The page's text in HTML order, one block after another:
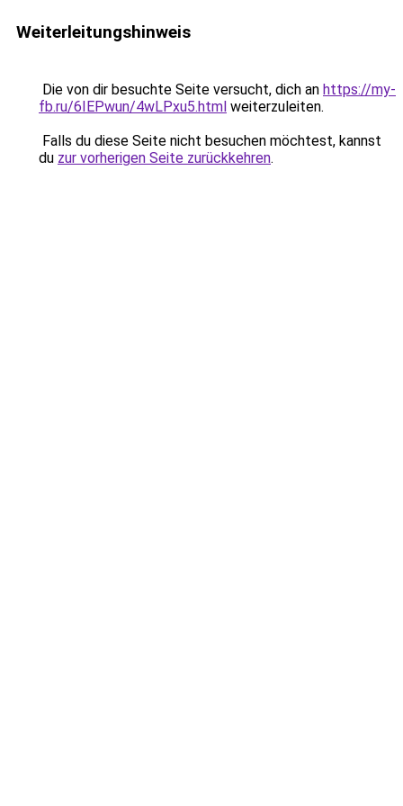
Weiterleitungshinweis
Die von dir besuchte Seite versucht, dich an https://my-
fb.ru/6IEPwun/4wLPxu5.html weiterzuleiten.
Falls du diese Seite nicht besuchen möchtest, kannst
du zur vorherigen Seite zurückkehren.